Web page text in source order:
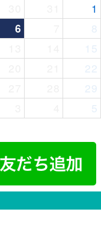
1
6
8
15
22
29
5